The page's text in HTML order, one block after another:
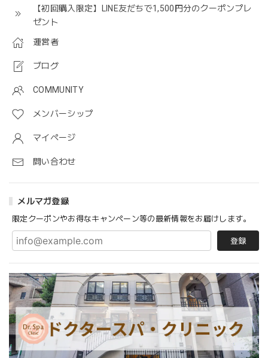
【初回購入限定】LINE友だちで1,500円分のクーポンプレ
ゼント
運営者
ブログ
COMMUNITY
メンバーシップ
マイページ
問い合わせ
メルマガ登録
限定クーポンやお得なキャンペーン等の最新情報をお届けします。
登録